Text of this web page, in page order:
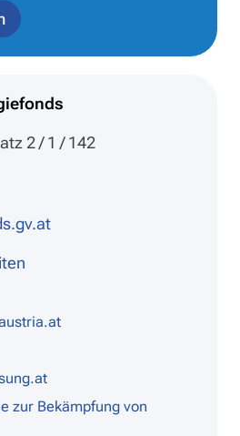
2 / 1 / 142
zur Bekämpfung von